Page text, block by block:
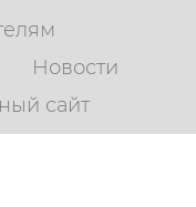
Новости
сайт